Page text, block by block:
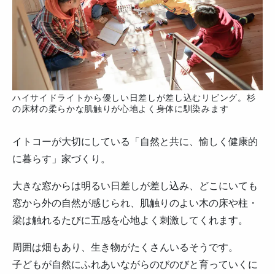
ハイサイドライトから優しい日差しが差し込むリビング。杉
の床材の柔らかな肌触りが心地よく身体に馴染みます
イトコーが大切にしている「自然と共に、愉しく健康的
に暮らす」家づくり。
大きな窓からは明るい日差しが差し込み、どこにいても
窓から外の自然が感じられ、肌触りのよい木の床や柱・
梁は触れるたびに五感を心地よく刺激してくれます。
周囲は畑もあり、生き物がたくさんいるそうです。
子どもが自然にふれあいながらのびのびと育っていくに